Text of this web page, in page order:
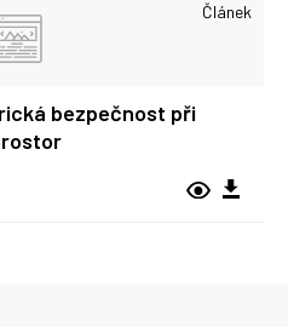
Článek
bezpečnost při